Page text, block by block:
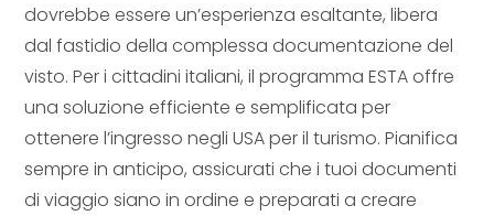
dovrebbe essere un’esperienza esaltante, libera
dal fastidio della complessa documentazione del
visto. Per i cittadini italiani, il programma ESTA offre
una soluzione efficiente e semplificata per
ottenere l’ingresso negli USA per il turismo. Pianifica
sempre in anticipo, assicurati che i tuoi documenti
di viaggio siano in ordine e preparati a creare